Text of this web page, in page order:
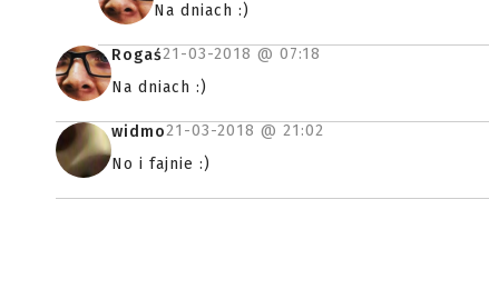
Na dniach :)
Rogaś21-03-2018 @ 07:18
Na dniach :)
widmo21-03-2018 @ 21:02
No i fajnie :)